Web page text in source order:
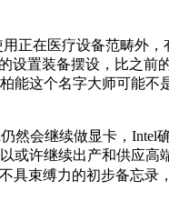
正在医疗设备范畴外
设置装备摆设，比之前
能这个名字大师可能
会继续做显卡，Intel确
或许继续出产和供应
束缚力的初步备忘录